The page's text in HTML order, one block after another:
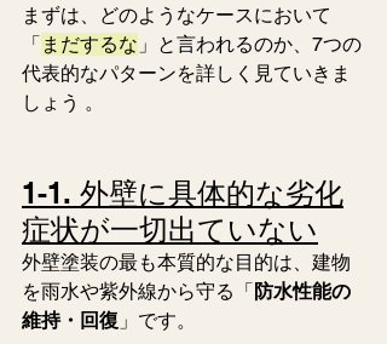
まずは、どのようなケースにおいて
「 まだするな 」と言われるのか、7つの
代表的なパターンを詳しく見ていきま
しょう 。
1-1. 外壁に具体的な劣化
症状が一切出ていない
外壁塗装の最も本質的な目的は、建物
を雨水や紫外線から守る「防水性能の
維持・回復 」です。